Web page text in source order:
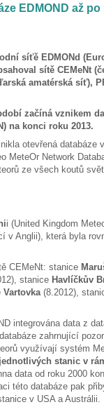
EDMOND až
síťě EDMONd
sítě CEMeNt
amatérská síť),
začíná vznikem
na konci roku 2013.
otevřená databáze
MeteOr Network
ze všech koutů
i (United Kingdom
v Anglii), která byla
CEMeNt: stanice
stanice Havlíčkův
Vartovka(8.2012),
integrována data z
zahrnující
využívají systém
stanic v
data od roku 2000
této databáze pak
v USA a Austrálii.